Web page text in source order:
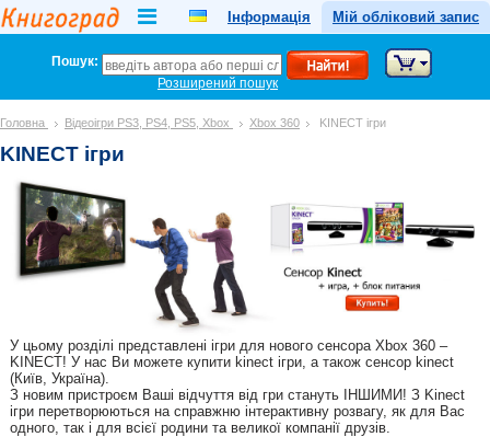
Інформація Мій обліковий запис
Пошук:
Розширений пошук
Головна Відеоігри PS3, PS4, PS5, Xbox Xbox 360 KINEСT ігри
KINEСT ігри
У цьому розділі представлені ігри для нового сенсора Xbox 360 –
KINECT! У нас Ви можете купити kinect ігри, а також сенсор kinect
(Київ, Україна).
З новим пристроєм Ваші відчуття від гри стануть ІНШИМИ! З Kinect
ігри перетворюються на справжню інтерактивну розвагу, як для Вас
одного, так і для всієї родини та великої компанії друзів.